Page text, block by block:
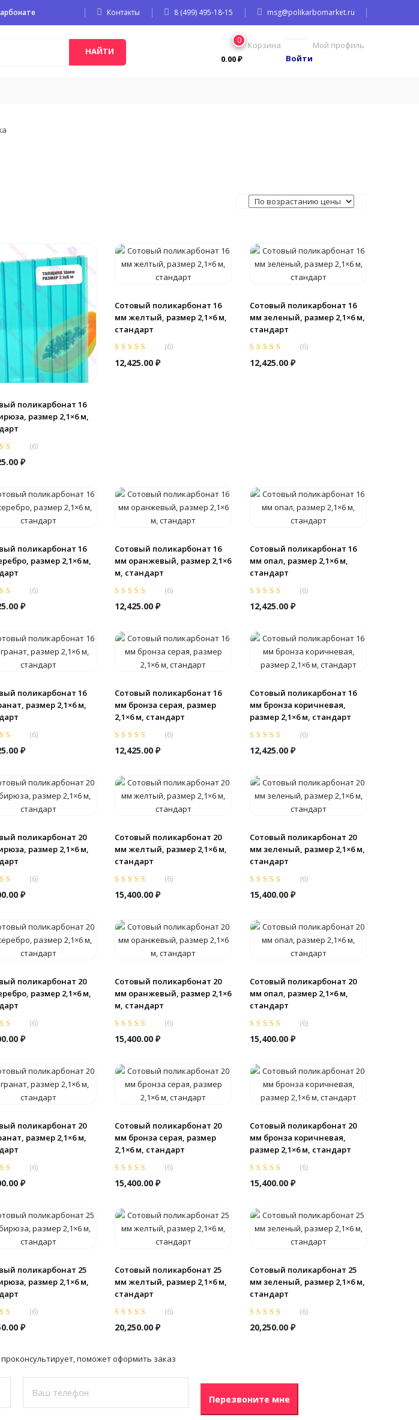
Контакты 8 (499) 495-18-15 msg@polikarbomarket.ru
НАЙТИ
Мой профиль
Войти
0
Корзина
0.00₽
возрастанию
поликарбонат 16
размер 2,1×6 м,
из
(6)
₽
Сотовый поликарбонат 16
мм желтый, размер 2,1×6 м,
стандарт
из
5
(6)
12,425.00 ₽
Сотовый поликарбонат 16
мм зеленый, размер 2,1×6 м,
стандарт
из
5
(6)
12,425.00 ₽
поликарбонат 16
размер 2,1×6 м,
из
(6)
₽
Сотовый поликарбонат 16
мм оранжевый, размер 2,1×6
м, стандарт
из
5
(6)
12,425.00 ₽
Сотовый поликарбонат 16
мм опал, размер 2,1×6 м,
стандарт
из
5
(6)
12,425.00 ₽
поликарбонат 16
размер 2,1×6 м,
из
(6)
₽
Сотовый поликарбонат 16
мм бронза серая, размер
2,1×6 м, стандарт
из
5
(6)
12,425.00 ₽
Сотовый поликарбонат 16
мм бронза коричневая,
размер 2,1×6 м, стандарт
из
5
(6)
12,425.00 ₽
поликарбонат 20
размер 2,1×6 м,
из
(6)
₽
Сотовый поликарбонат 20
мм желтый, размер 2,1×6 м,
стандарт
из
5
(6)
15,400.00 ₽
Сотовый поликарбонат 20
мм зеленый, размер 2,1×6 м,
стандарт
из
5
(6)
15,400.00 ₽
поликарбонат 20
размер 2,1×6 м,
из
(6)
₽
Сотовый поликарбонат 20
мм оранжевый, размер 2,1×6
м, стандарт
из
5
(6)
15,400.00 ₽
Сотовый поликарбонат 20
мм опал, размер 2,1×6 м,
стандарт
из
5
(6)
15,400.00 ₽
поликарбонат 20
размер 2,1×6 м,
из
(6)
₽
Сотовый поликарбонат 20
мм бронза серая, размер
2,1×6 м, стандарт
из
5
(6)
15,400.00 ₽
Сотовый поликарбонат 20
мм бронза коричневая,
размер 2,1×6 м, стандарт
из
5
(6)
15,400.00 ₽
поликарбонат 25
размер 2,1×6 м,
из
(6)
₽
Сотовый поликарбонат 25
мм желтый, размер 2,1×6 м,
стандарт
из
5
(6)
20,250.00 ₽
Сотовый поликарбонат 25
мм зеленый, размер 2,1×6 м,
стандарт
из
5
(6)
20,250.00 ₽
поможет оформить заказ
Перезвоните мне